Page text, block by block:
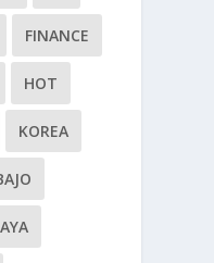
FINANCE
HOT
KOREA